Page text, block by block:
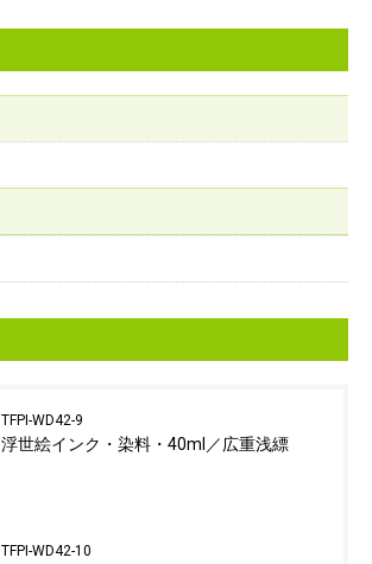
TFPI-WD42-9
浮世絵インク・染料・40ml／広重浅縹
TFPI-WD42-10